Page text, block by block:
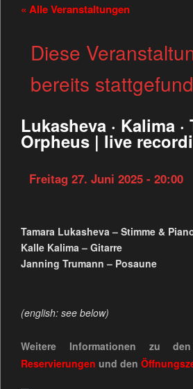
« Alle Veranstaltungen
Diese
bereits
Lukasheva · Kalima
Orpheus | live
Freitag 27. Juni 2025 - 20:00
Tamara Lukasheva – Stimme &
Kalle Kalima – Gitarre
Janning Trumann – Posaune
(english: see below)
Weitere Informationen zu
Reservierungen und den